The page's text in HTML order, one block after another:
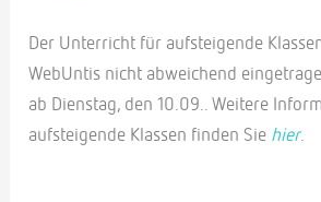
Der Unterricht für aufsteigende
WebUntis nicht abweichend
ab Dienstag, den 10.09.. Weitere
aufsteigende Klassen finden Sie hier.